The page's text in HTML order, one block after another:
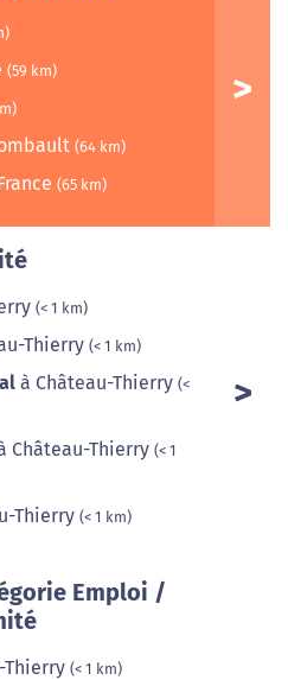
(59 km)
(64 km)
(65 km)
(< 1 km)
Thierry (< 1 km)
à Château-Thierry (<
Château-Thierry (< 1
Thierry (< 1 km)
Emploi /
(< 1 km)